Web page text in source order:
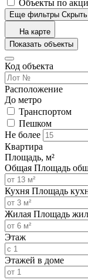
Объекты по
Еще фильтры Скрыть
На карте
Показать объекты
Код объекта
Расположение
До метро
Транспортом
Пешком
Не более
Квартира
Площадь, м²
Общая Площадь
Кухня Площадь
Жилая Площадь
Этаж
Этажей в доме